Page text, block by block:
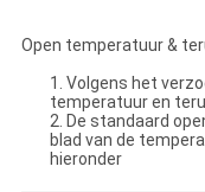
Open temperatuur &
1. Volgens het
temperatuur en
2. De standaard
blad van de
hieronder